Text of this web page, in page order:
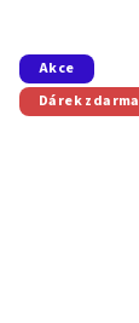
Akce
Dárek zdarma